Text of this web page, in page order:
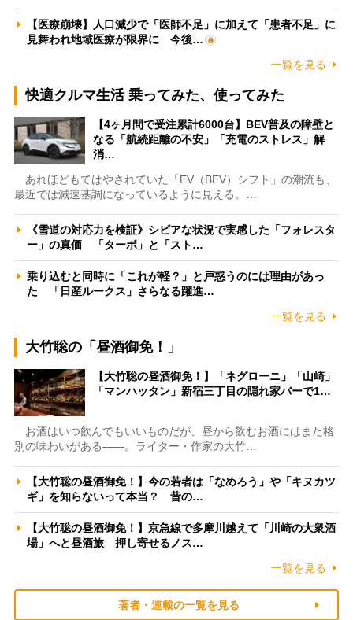
【医療崩壊】人口減少で「医師不足」に加えて「患者不足」に
見舞われ地域医療が限界に 今後…
一覧を見る
快適クルマ生活 乗ってみた、使ってみた
【4ヶ月間で受注累計6000台】BEV普及の障壁と
なる「航続距離の不安」「充電のストレス」解
消…
あれほどもてはやされていた「EV（BEV）シフト」の潮流も、
最近では減速基調になっているように見える。…
《雪道の対応力を検証》シビアな状況で実感した「フォレスタ
ー」の真価 「ターボ」と「スト…
乗り込むと同時に「これが軽？」と戸惑うのには理由があっ
た 「日産ルークス」さらなる躍進…
一覧を見る
大竹聡の「昼酒御免！」
【大竹聡の昼酒御免！】「ネグローニ」「山崎」
「マンハッタン」新宿三丁目の隠れ家バーで1…
お酒はいつ飲んでもいいものだが、昼から飲むお酒にはまた格
別の味わいがある――。ライター・作家の大竹…
【大竹聡の昼酒御免！】今の若者は「なめろう」や「キヌカツ
ギ」を知らないって本当？ 昔の…
【大竹聡の昼酒御免！】京急線で多摩川越えて「川崎の大衆酒
場」へと昼酒旅 押し寄せるノス…
一覧を見る
著者・連載の一覧を見る